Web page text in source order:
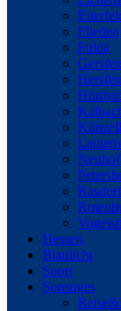
Flieden
Fulda
Künzell
Neuhof
Rasdorf
Hessen
Blaulicht
Sport
Sonstiges